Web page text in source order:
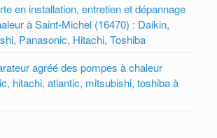
en installation, entretien et dépannage
à Saint-Michel (16470) : Daikin,
Panasonic, Hitachi, Toshiba
agréé des pompes à chaleur
hitachi, atlantic, mitsubishi, toshiba à